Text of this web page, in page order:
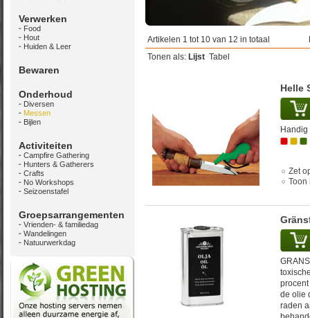
Verwerken
Food
Hout
Huiden & Leer
Bewaren
Onderhoud
Diversen
Messen
Bijlen
Activiteiten
Campfire Gathering
Hunters & Gatherers
Crafts
No Workshops
Seizoenstafel
Groepsarrangementen
Vrienden- & familiedag
Wandelingen
Natuurwerkdag
Artikelen 1 tot 10 van 12 in totaal
Tonen als: Lijst Tabel
Helle
Zet
Toon
de olie
raden